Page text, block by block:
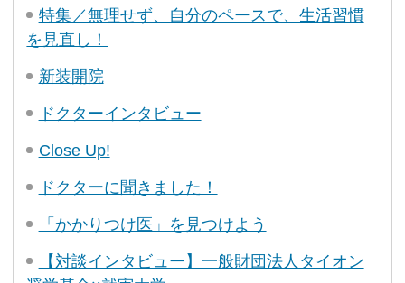
特集／無理せず、自分のペースで、生活習慣
を見直し！
新装開院
ドクターインタビュー
Close Up!
ドクターに聞きました！
「かかりつけ医」を見つけよう
【対談インタビュー】一般財団法人タイオン